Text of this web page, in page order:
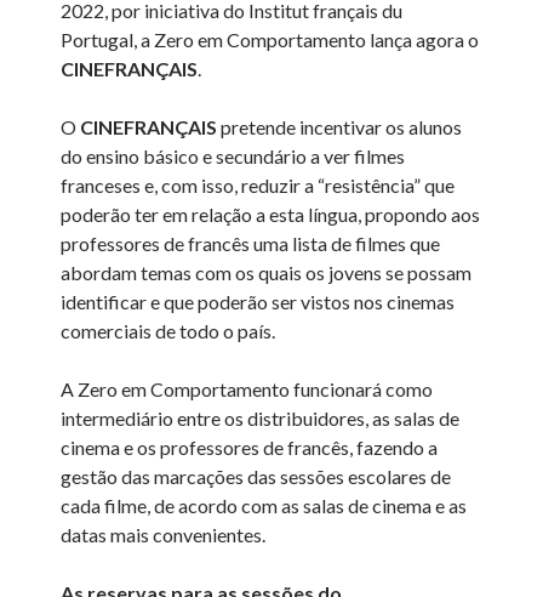
2022, por iniciativa do Institut français du
Portugal, a Zero em Comportamento lança agora o
CINEFRANÇAIS.
O CINEFRANÇAIS pretende incentivar os alunos
do ensino básico e secundário a ver filmes
franceses e, com isso, reduzir a “resistência” que
poderão ter em relação a esta língua, propondo aos
professores de francês uma lista de filmes que
abordam temas com os quais os jovens se possam
identificar e que poderão ser vistos nos cinemas
comerciais de todo o país.
A Zero em Comportamento funcionará como
intermediário entre os distribuidores, as salas de
cinema e os professores de francês, fazendo a
gestão das marcações das sessões escolares de
cada filme, de acordo com as salas de cinema e as
datas mais convenientes.